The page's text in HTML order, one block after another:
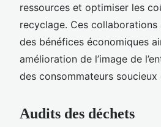
ressources et optimiser les
recyclage. Ces
des bénéfices économiques
amélioration de l’image de
des consommateurs soucieux
Audits des déchets